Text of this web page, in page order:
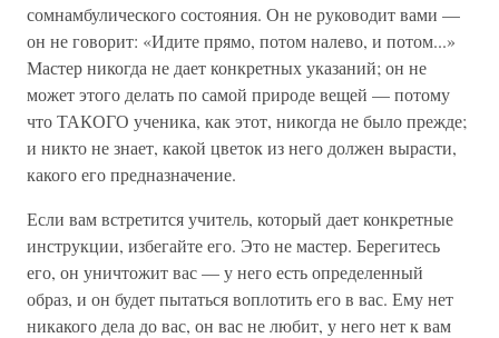
сомнамбулического состояния. Он не руководит вами —
он не говорит: «Идите прямо, потом налево, и потом...»
Мастер никогда не дает конкретных указаний; он не
может этого делать по самой природе вещей — потому
что ТАКОГО ученика, как этот, никогда не было прежде;
и никто не знает, какой цветок из него должен вырасти,
какого его предназначение.
Если вам встретится учитель, который дает конкретные
инструкции, избегайте его. Это не мастер. Берегитесь
его, он уничтожит вас — у него есть определенный
образ, и он будет пытаться воплотить его в вас. Ему нет
никакого дела до вас, он вас не любит, у него нет к вам